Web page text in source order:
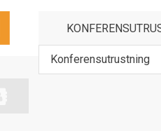
Konferensutrustning